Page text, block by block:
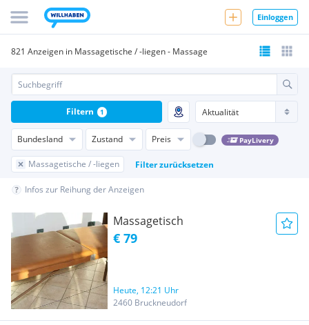
Einloggen
821 Anzeigen in Massagetische / -liegen - Massage
Bundesland Zustand Preis PayLivery
Massagetische / -liegen Filter zurücksetzen
Filtern 1
Infos zur Reihung der Anzeigen
Massagetisch
€ 79
Heute, 12:21 Uhr
2460 Bruckneudorf